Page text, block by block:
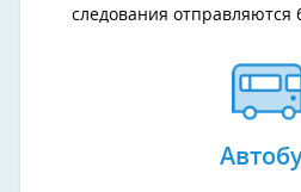
следования отправляются